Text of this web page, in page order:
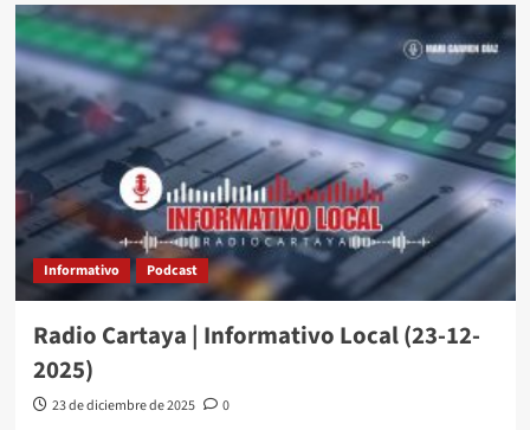
Informativo Podcast
Radio Cartaya | Informativo Local (23-12-
2025)
23 de diciembre de 2025
0